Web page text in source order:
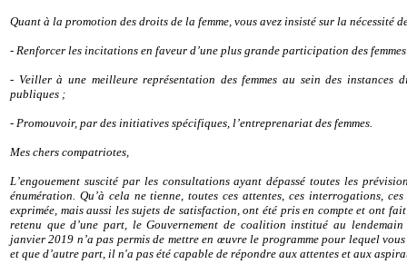
Quant à la promotion des droits de la femme, vous avez insisté sur la nécessité
- Renforcer les incitations en faveur d’une plus grande participation des
- Veiller à une meilleure représentation des femmes au sein des instances
publiques ;
- Promouvoir, par des initiatives spécifiques, l’entreprenariat des femmes.
Mes chers compatriotes,
L’engouement suscité par les consultations ayant dépassé toutes les
énumération. Qu’à cela ne tienne, toutes ces attentes, ces interrogations,
exprimée, mais aussi les sujets de satisfaction, ont été pris en compte et ont
retenu que d’une part, le Gouvernement de coalition institué au
janvier 2019 n’a pas permis de mettre en œuvre le programme pour lequel
et que d’autre part, il n'a pas été capable de répondre aux attentes et aux